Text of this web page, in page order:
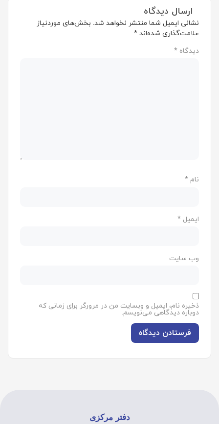
ارسال دیدگاه
نشانی ایمیل شما منتشر نخواهد شد. بخش‌های موردنیاز
علامت‌گذاری شده‌اند *
دیدگاه *
نام *
ایمیل *
وب‌ سایت
ذخیره نام، ایمیل و وبسایت من در مرورگر برای زمانی که
دوباره دیدگاهی می‌نویسم.
دفتر مرکزی